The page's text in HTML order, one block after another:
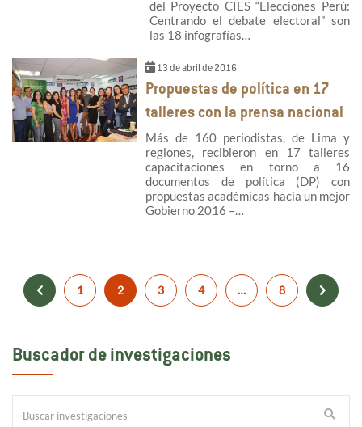
del Proyecto CIES “Elecciones Perú:
Centrando el debate electoral” son
las 18 infografías…
13 de abril de 2016
Propuestas de política en 17
talleres con la prensa nacional
Más de 160 periodistas, de Lima y
regiones, recibieron en 17 talleres
capacitaciones en torno a 16
documentos de política (DP) con
propuestas académicas hacia un mejor
Gobierno 2016 –…
1 2 3 4 … 8
Buscador de investigaciones